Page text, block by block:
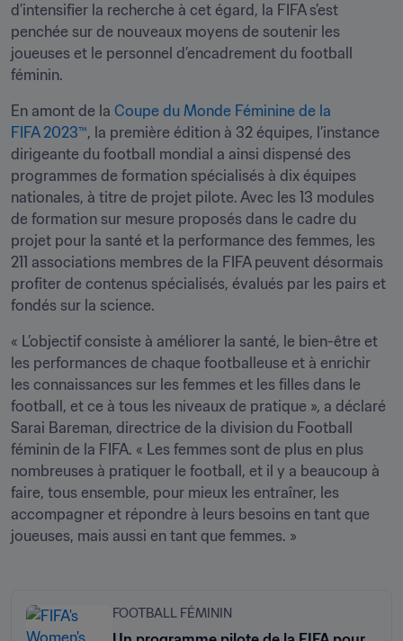
d’intensifier la recherche à cet égard, la FIFA s’est
penchée sur de nouveaux moyens de soutenir les
joueuses et le personnel d’encadrement du football
féminin.
En amont de la Coupe du Monde Féminine de la
FIFA 2023™, la première édition à 32 équipes, l’instance
dirigeante du football mondial a ainsi dispensé des
programmes de formation spécialisés à dix équipes
nationales, à titre de projet pilote. Avec les 13 modules
de formation sur mesure proposés dans le cadre du
projet pour la santé et la performance des femmes, les
211 associations membres de la FIFA peuvent désormais
profiter de contenus spécialisés, évalués par les pairs et
fondés sur la science.
« L’objectif consiste à améliorer la santé, le bien-être et
les performances de chaque footballeuse et à enrichir
les connaissances sur les femmes et les filles dans le
football, et ce à tous les niveaux de pratique », a déclaré
Sarai Bareman, directrice de la division du Football
féminin de la FIFA. « Les femmes sont de plus en plus
nombreuses à pratiquer le football, et il y a beaucoup à
faire, tous ensemble, pour mieux les entraîner, les
accompagner et répondre à leurs besoins en tant que
joueuses, mais aussi en tant que femmes. »
FOOTBALL FÉMININ